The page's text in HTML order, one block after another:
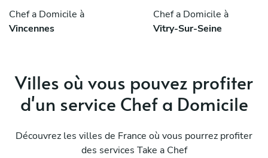
Chef a Domicile à
Vincennes
Chef a Domicile à
Vitry-Sur-Seine
Villes où vous pouvez profiter
d'un service Chef a Domicile
Découvrez les villes de France où vous pourrez profiter
des services Take a Chef